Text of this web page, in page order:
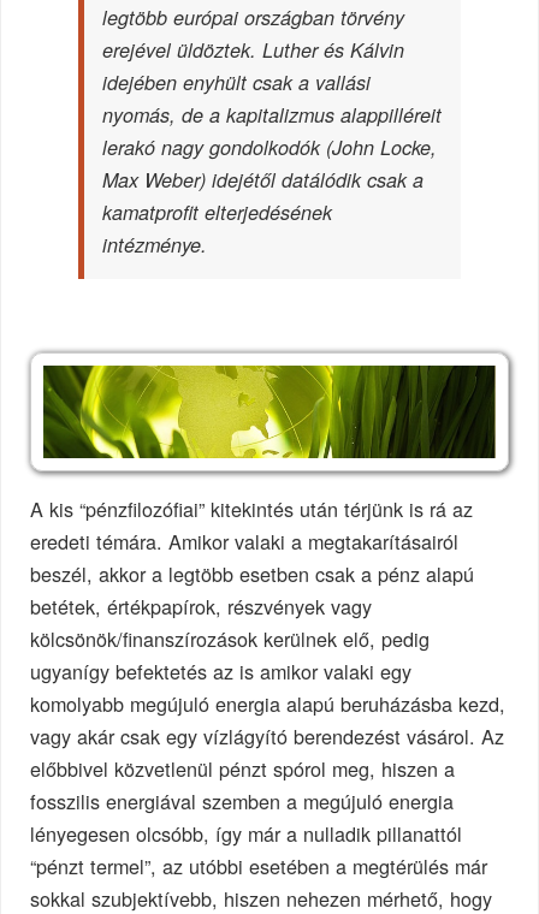
legtöbb európai országban törvény
erejével üldöztek. Luther és Kálvin
idejében enyhült csak a vallási
nyomás, de a kapitalizmus alappilléreit
lerakó nagy gondolkodók (John Locke,
Max Weber) idejétől datálódik csak a
kamatprofit elterjedésének
intézménye.
A kis “pénzfilozófiai” kitekintés után térjünk is rá az
eredeti témára. Amikor valaki a megtakarításairól
beszél, akkor a legtöbb esetben csak a pénz alapú
betétek, értékpapírok, részvények vagy
kölcsönök/finanszírozások kerülnek elő, pedig
ugyanígy befektetés az is amikor valaki egy
komolyabb megújuló energia alapú beruházásba kezd,
vagy akár csak egy vízlágyító berendezést vásárol. Az
előbbivel közvetlenül pénzt spórol meg, hiszen a
fosszilis energiával szemben a megújuló energia
lényegesen olcsóbb, így már a nulladik pillanattól
“pénzt termel”, az utóbbi esetében a megtérülés már
sokkal szubjektívebb, hiszen nehezen mérhető, hogy